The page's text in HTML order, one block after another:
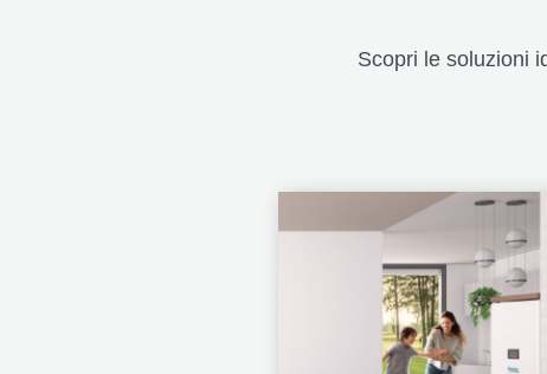
Scopri le soluzioni